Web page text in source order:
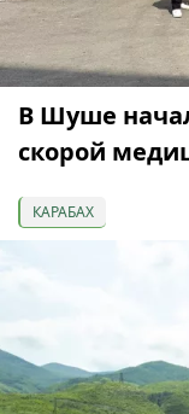
В Шуше
скорой
КАРАБАХ